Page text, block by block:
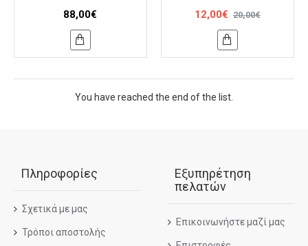
88,00€
12,00€ 20,00€
You have reached the end of the list.
Πληροφορίες
Σχετικά με μας
Τρόποι αποστολής
Εξυπηρέτηση
πελατών
Επικοινωνήστε μαζί μας